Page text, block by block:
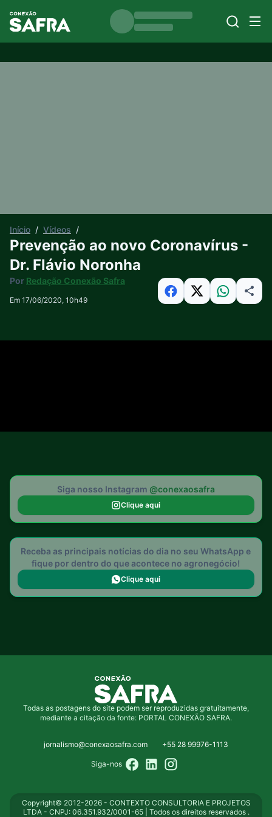
Início / Vídeos /
Prevenção ao novo Coronavírus -
Dr. Flávio Noronha
Por Redação Conexão Safra
Em 17/06/2020, 10h49
Siga nosso Instagram @conexaosafra
Clique aqui
Receba as principais notícias do dia no seu WhatsApp e
fique por dentro do que acontece no agronegócio!
Clique aqui
Todas as postagens do site podem ser reproduzidas gratuitamente,
mediante a citação da fonte: PORTAL CONEXÃO SAFRA.
jornalismo@conexaosafra.com +55 28 99976-1113
Siga-nos
Copyright© 2012-2026 - CONTEXTO CONSULTORIA E PROJETOS
LTDA - CNPJ: 06.351.932/0001-65 | Todos os direitos reservados .